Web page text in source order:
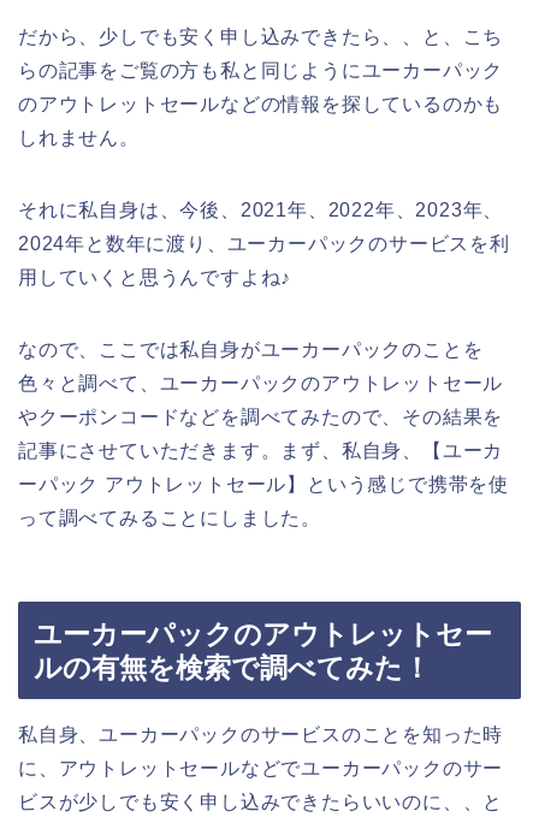
だから、少しでも安く申し込みできたら、、と、こち
らの記事をご覧の方も私と同じようにユーカーパック
のアウトレットセールなどの情報を探しているのかも
しれません。
それに私自身は、今後、2021年、2022年、2023年、
2024年と数年に渡り、ユーカーパックのサービスを利
用していくと思うんですよね♪
なので、ここでは私自身がユーカーパックのことを
色々と調べて、ユーカーパックのアウトレットセール
やクーポンコードなどを調べてみたので、その結果を
記事にさせていただきます。まず、私自身、【ユーカ
ーパック アウトレットセール】という感じで携帯を使
って調べてみることにしました。
ユーカーパックのアウトレットセー
ルの有無を検索で調べてみた！
私自身、ユーカーパックのサービスのことを知った時
に、アウトレットセールなどでユーカーパックのサー
ビスが少しでも安く申し込みできたらいいのに、、と